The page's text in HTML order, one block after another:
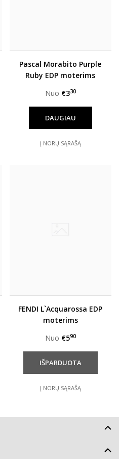
Pascal Morabito Purple
Ruby EDP moterims
Nuo €330
DAUGIAU
Į NORŲ SĄRAŠĄ
FENDI L`Acquarossa EDP
moterims
Nuo €590
Į NORŲ SĄRAŠĄ